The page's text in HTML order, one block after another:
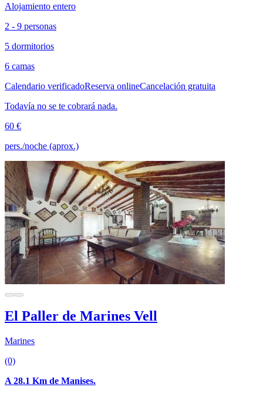
Alojamiento entero
2 - 9 personas
5 dormitorios
6 camas
Calendario verificadoReserva onlineCancelación gratuita
Todavía no se te cobrará nada.
60 €
pers./noche (aprox.)
El Paller de Marines Vell
Marines
(0)
A 28.1 Km de Manises.